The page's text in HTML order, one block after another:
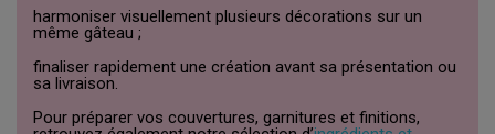
harmoniser visuellement plusieurs décorations sur un
même gâteau ;
finaliser rapidement une création avant sa présentation ou
sa livraison.
Pour préparer vos couvertures, garnitures et finitions,